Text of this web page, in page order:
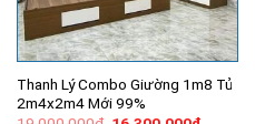
Thanh Lý Combo Giường 1m8 Tủ
2m4x2m4 Mới 99%